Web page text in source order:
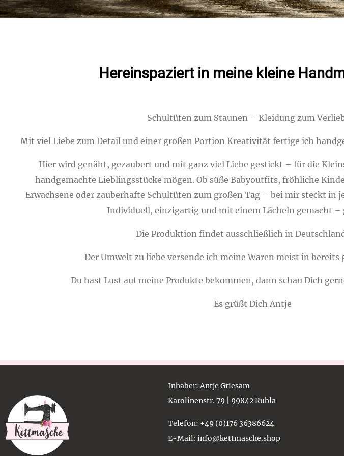
Hereinspaziert in meine kleine
Schultüten zum Staunen – Kleidung zum
Mit viel Liebe zum Detail und einer großen Portion Kreativität fertige ich
Hier wird genäht, gezaubert und mit ganz viel Liebe gestickt – für die
handgemachte Lieblingsstücke mögen. Ob süße Babyoutfits, fröhliche
Erwachsene oder zauberhafte Schultüten zum großen Tag – bei mir steckt in
Individuell, einzigartig und mit einem Lächeln gemacht –
Die Produktion findet ausschließlich in
Der Umwelt zu liebe versende ich meine Waren meist in
Du hast Lust auf meine Produkte bekommen, dann schau Dich
Es grüßt Dich Antje
Inhaber: Antje Griesam
Karolinenstr. 79 | 99842 Ruhla
Telefon: +49 (0)176 36386624
E-Mail: info@kettmasche.shop